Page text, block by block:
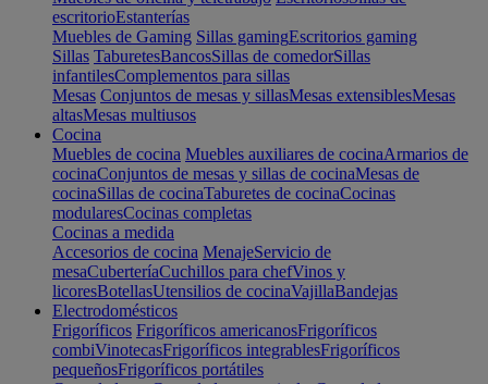
escritorioEstanterías
Muebles de Gaming Sillas gamingEscritorios gaming
Sillas TaburetesBancosSillas de comedorSillas
infantilesComplementos para sillas
Mesas Conjuntos de mesas y sillasMesas extensiblesMesas
altasMesas multiusos
Cocina
Muebles de cocina Muebles auxiliares de cocinaArmarios de
cocinaConjuntos de mesas y sillas de cocinaMesas de
cocinaSillas de cocinaTaburetes de cocinaCocinas
modularesCocinas completas
Cocinas a medida
Accesorios de cocina MenajeServicio de
mesaCuberteríaCuchillos para chefVinos y
licoresBotellasUtensilios de cocinaVajillaBandejas
Electrodomésticos
Frigoríficos Frigoríficos americanosFrigoríficos
combiVinotecasFrigoríficos integrablesFrigoríficos
pequeñosFrigoríficos portátiles